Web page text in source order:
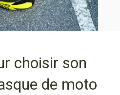
choisir son
de moto